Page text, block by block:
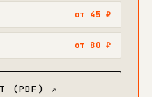
от 45 ₽
от 80 ₽
(PDF) ↗